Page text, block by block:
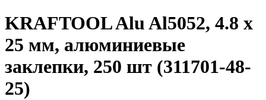
KRAFTOOL Alu Al5052, 4.8 х
25 мм, алюминиевые
заклепки, 250 шт (311701-48-
25)